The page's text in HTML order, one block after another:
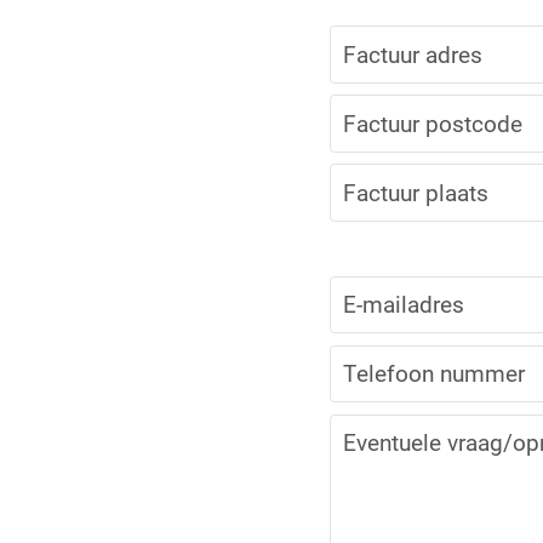
Factuur adres
Factuur postcode
Factuur plaats
E-mailadres
Telefoon nummer
Eventuele vraag/